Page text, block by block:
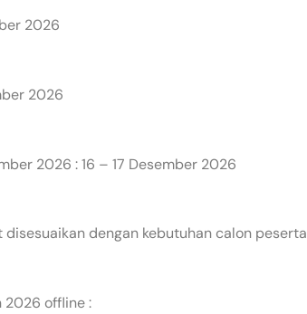
2026
2026
2026 : 16 – 17 Desember 2026
dengan kebutuhan calon peserta
2026 offline :